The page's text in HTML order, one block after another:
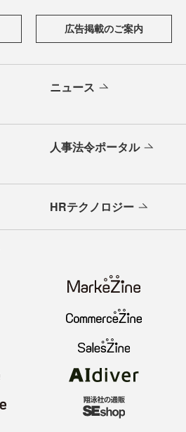
広告掲載のご案内
ニュース
人事法令ポータル
HRテクノロジー